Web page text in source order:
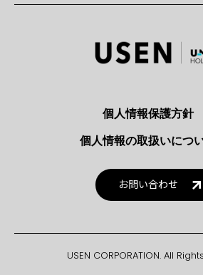
個人情報保護方針
個人情報の取扱いにつ
お問い合わせ
USEN CORPORATION. All